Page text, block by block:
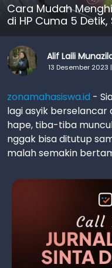
Cara Mudah
di HP Cuma 5
Alif Laili
13 Desember 2023 |
zonamahasiswa.id -
lagi asyik berselancar
hape, tiba-tiba
nggak bisa ditutup
malah semakin